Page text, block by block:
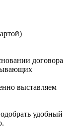
договора
выставляем
удобный